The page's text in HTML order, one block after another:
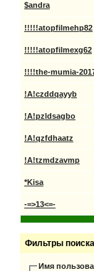
$andra
!!!!!atopfilmehp82
!!!!!atopfilmexg62
!!!!the-mumia-
!A!czddqayyb
!A!pzldsagbo
!A!qzfdhaatz
!A!tzmdzavmp
*Kisa
-=>13<=-
Фильтры поиска
Имя